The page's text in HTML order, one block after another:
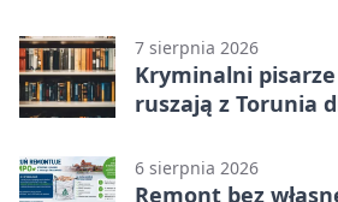
7 sierpnia 2026
Kryminalni
ruszają z Torunia
6 sierpnia 2026
Remont bez